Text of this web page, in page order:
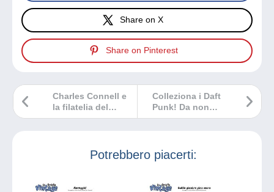
Share on X
Share on Pinterest
Colleziona i Daft
Punk! Da non
perdere su
Charles Connell e
la filatelia del
Nuovo Brunswick
Potrebbero piacerti: